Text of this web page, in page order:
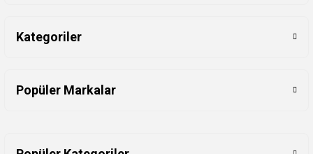
Kategoriler
Popüler Markalar